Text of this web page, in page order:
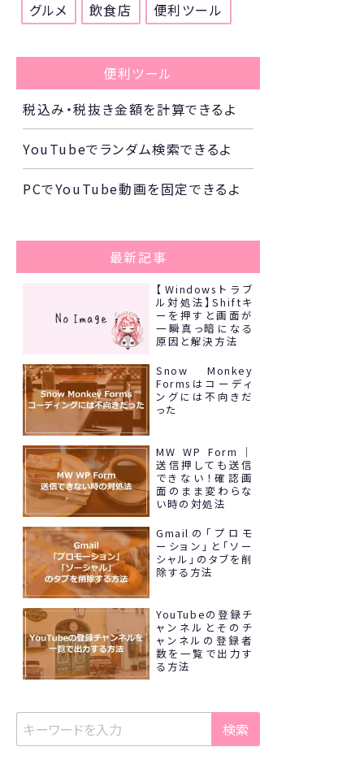
グルメ
飲食店 便利ツール
便利ツール
税込み・税抜き金額を計算できるよ
YouTubeでランダム検索できるよ
PCでYouTube動画を固定できるよ
最新記事
【Windowsトラブ
ル対処法】Shiftキ
ーを押すと画面が
一瞬真っ暗になる
原因と解決方法
Snow Monkey
Formsはコーディ
ングには不向きだ
った
MW WP Form｜
送信押しても送信
できない！確認画
面のまま変わらな
い時の対処法
Gmailの「プロモ
ーション」と「ソー
シャル」のタブを削
除する方法
YouTubeの登録チ
ャンネルとそのチ
ャンネルの登録者
数を一覧で出力す
る方法
検索